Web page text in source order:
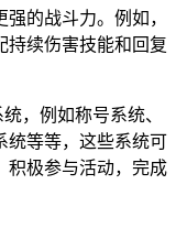
的战斗力。例如，
持续伤害技能和回复
，例如称号系统、
统等等，这些系统可
积极参与活动，完成